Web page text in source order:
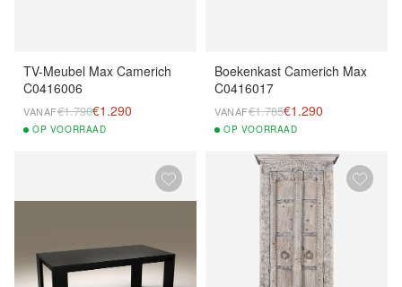
TV-Meubel Max Camerich
C0416006
VANAF€1.790€1.290
OP VOORRAAD
Boekenkast Camerich Max
C0416017
VANAF€1.785€1.290
OP VOORRAAD